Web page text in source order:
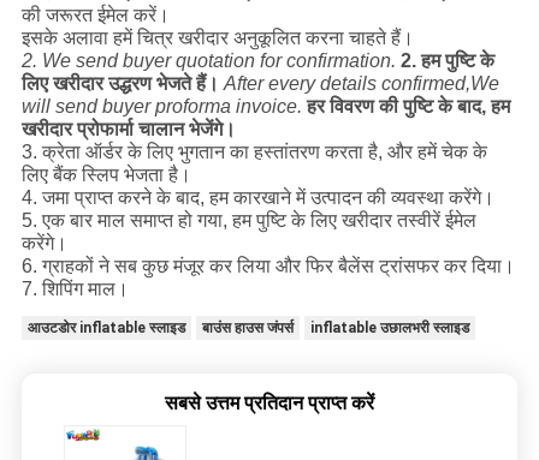
की जरूरत ईमेल करें।
इसके अलावा हमें चित्र खरीदार अनुकूलित करना चाहते हैं।
2. We send buyer quotation for confirmation. 2. हम पुष्टि के
लिए खरीदार उद्धरण भेजते हैं। After every details confirmed,We
will send buyer proforma invoice. हर विवरण की पुष्टि के बाद, हम
खरीदार प्रोफार्मा चालान भेजेंगे।
3. क्रेता ऑर्डर के लिए भुगतान का हस्तांतरण करता है, और हमें चेक के
लिए बैंक स्लिप भेजता है।
4. जमा प्राप्त करने के बाद, हम कारखाने में उत्पादन की व्यवस्था करेंगे।
5. एक बार माल समाप्त हो गया, हम पुष्टि के लिए खरीदार तस्वीरें ईमेल
करेंगे।
6. ग्राहकों ने सब कुछ मंजूर कर लिया और फिर बैलेंस ट्रांसफर कर दिया।
7. शिपिंग माल।
आउटडोर inflatable स्लाइड बाउंस हाउस जंपर्स inflatable उछालभरी स्लाइड
सबसे उत्तम प्रतिदान प्राप्त करें